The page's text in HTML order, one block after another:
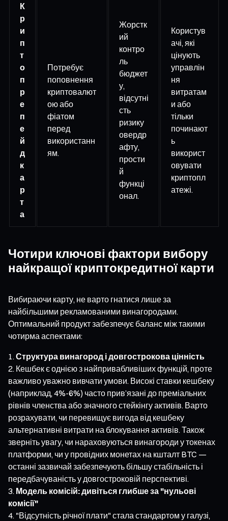
К
р
и
п
т
о
п
р
е
п
е
й
д
к
а
р
т
а
Потребує
поповнення
криптовалют
ою або
фіатом
перед
використанн
ям.
Жорстк
ий
контро
ль
бюджет
у,
відсутні
сть
ризику
овердр
афту,
прости
й
функці
онал.
Користув
ачі, які
цінують
управлін
ня
витратам
и або
тільки
починают
ь
використ
овувати
криптопл
атежі.
Чотири ключові фактори вибору
найкращої криптокредитної карти
Вибираючи карту, не варто гнатися лише за
найбільшими рекламованими винагородами.
Оптимальний продукт забезпечує баланс між такими
чотирма аспектами:
Структура винагород і довгострокова цінність
Кешбек є однією з найпривабливіших функцій, проте
важливо уважно вивчати умови. Високі ставки кешбеку
(наприклад, 4%-6%) часто прив’язані до преміальних
рівнів членства або значного стейкінгу активів. Варто
розрахувати, чи перевищує вигода від кешбеку
альтернативні витрати на блокування активів. Також
зверніть увагу, чи нараховуються винагороди у токенах
платформи, чи у провідних монетах на кшталт BTC —
останні зазвичай забезпечують більшу стабільність і
передбачуваність у довгостроковій перспективі.
Модель комісій: дивіться глибше за "нульові
комісії"
"Відсутність річної плати" стала стандартом у галузі,